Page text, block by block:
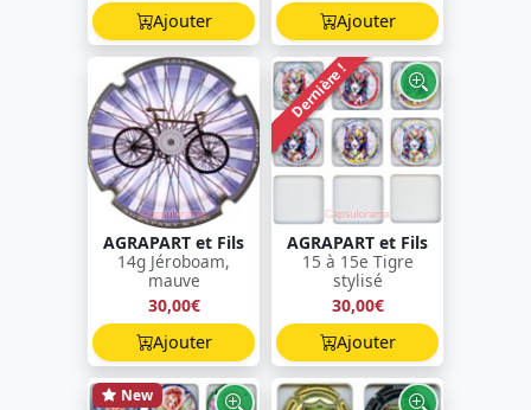
Ajouter
Ajouter
AGRAPART et Fils
14g Jéroboam,
mauve
30,00€
Ajouter
Dernière !
AGRAPART et Fils
15 à 15e Tigre
stylisé
30,00€
Ajouter
New